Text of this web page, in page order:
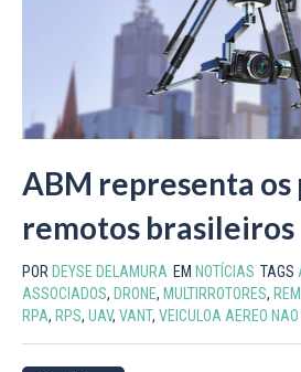
ABM representa
remotos brasileiros
POR DEYSE DELAMURA EM NOTÍCIAS TAGS
ASSOCIADOS, DRONE, MULTIRROTORES,
RPA, RPS, UAV, VANT, VEICULOA AEREO